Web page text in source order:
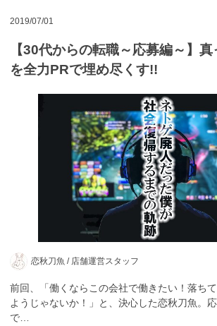
2019/07/01
【30代からの転職～応募編～】
を全力PRで埋め尽くす!!
恋秋刀魚 / 店舗運営スタッフ
前回、「働くならこの会社で働きたい！落ち
ようじゃないか！」と、決心した恋秋刀魚。
で…